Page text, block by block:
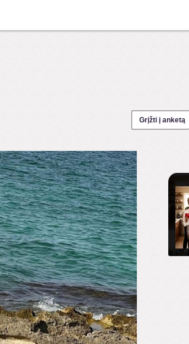
Grįžti į anketą